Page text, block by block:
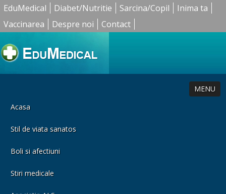
EduMedical Diabet/Nutritie Sarcina/Copil
Inima ta
Vaccinarea
Despre noi Contact
MENU
Acasa
Stil de viata sanatos
Boli si afectiuni
Stiri medicale